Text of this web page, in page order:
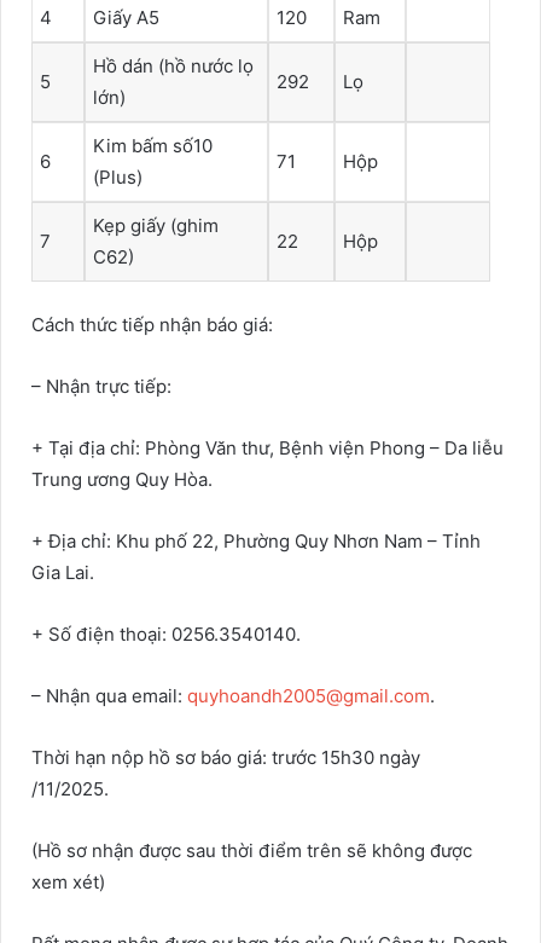
4 Giấy A5 120 Ram
5
Hồ dán (hồ nước lọ
lớn)
292 Lọ
6
Kim bấm số10
(Plus)
71 Hộp
7
Kẹp giấy (ghim
C62)
22 Hộp
Cách thức tiếp nhận báo giá:
– Nhận trực tiếp:
+ Tại địa chỉ: Phòng Văn thư, Bệnh viện Phong – Da liễu
Trung ương Quy Hòa.
+ Địa chỉ: Khu phố 22, Phường Quy Nhơn Nam – Tỉnh
Gia Lai.
+ Số điện thoại: 0256.3540140.
– Nhận qua email: quyhoandh2005@gmail.com.
Thời hạn nộp hồ sơ báo giá: trước 15h30 ngày
/11/2025.
(Hồ sơ nhận được sau thời điểm trên sẽ không được
xem xét)